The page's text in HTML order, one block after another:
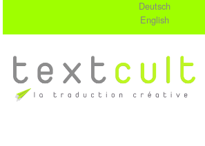
Deutsch
English